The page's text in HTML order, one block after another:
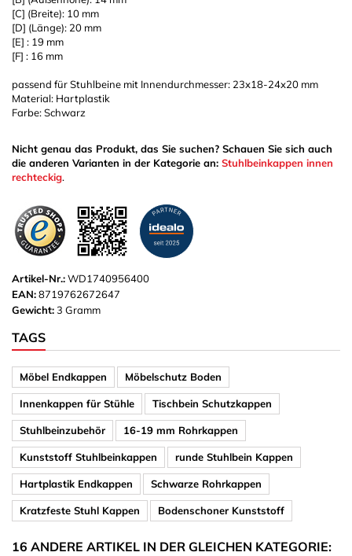
[C] (Breite): 10 mm
[D] (Länge): 20 mm
[E] : 19 mm
[F] : 16 mm
passend für Stuhlbeine mit Innendurchmesser: 23x18-24x20 mm
Material: Hartplastik
Farbe: Schwarz
Nicht genau das Produkt, das Sie suchen? Schauen Sie sich auch
die anderen Varianten in der Kategorie an: Stuhlbeinkappen innen
rechteckig.
Artikel-Nr.:WD1740956400
EAN:8719762672647
Gewicht:3 Gramm
TAGS
Möbel Endkappen Möbelschutz Boden
Innenkappen für Stühle Tischbein Schutzkappen
Stuhlbeinzubehör 16-19 mm Rohrkappen
Kunststoff Stuhlbeinkappen runde Stuhlbein Kappen
Hartplastik Endkappen Schwarze Rohrkappen
Kratzfeste Stuhl Kappen Bodenschoner Kunststoff
16 ANDERE ARTIKEL IN DER GLEICHEN KATEGORIE: